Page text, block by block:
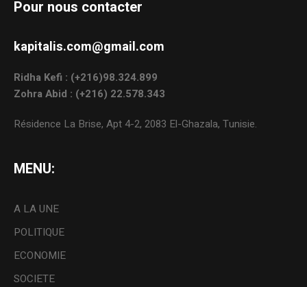
Pour nous contacter
kapitalis.com@gmail.com
Ridha Kefi : (+216)98.324.899
Zohra Abid : (+216) 22.578.343
Résidence La Brise, Apt 4-2, 2083 El-Ghazala, Tunisie.
MENU:
A LA UNE
POLITIQUE
ECONOMIE
SOCIETE